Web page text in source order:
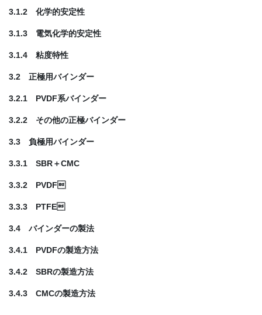
3.1.2 化学的安定性
3.1.3 電気化学的安定性
3.1.4 粘度特性
3.2 正極用バインダー
3.2.1 PVDF系バインダー
3.2.2 その他の正極バインダー
3.3 負極用バインダー
3.3.1 SBR＋CMC
3.3.2 PVDF
3.3.3 PTFE
3.4 バインダーの製法
3.4.1 PVDFの製造方法
3.4.2 SBRの製造方法
3.4.3 CMCの製造方法